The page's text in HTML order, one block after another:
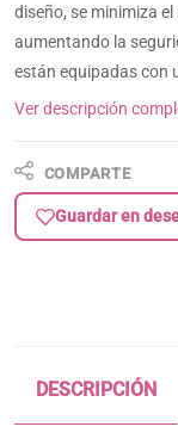
diseño, se minimiza
aumentando la
están equipadas con
Ver descripción
COMPARTE
Guardar en
DESCRIPCIÓN